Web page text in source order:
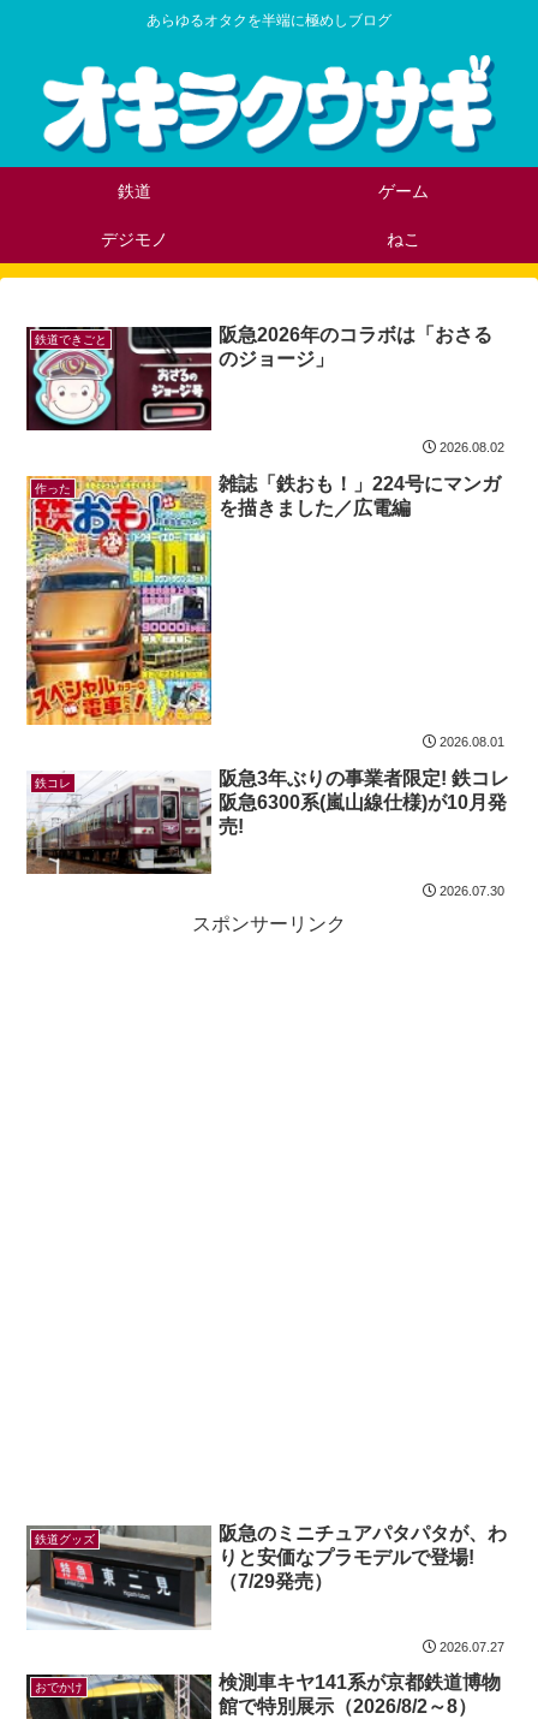
あらゆるオタクを半端に極めしブログ
鉄道 ゲーム
デジモノ ねこ
鉄道できごと
阪急2026年のコラボは「おさる
のジョージ」
2026.08.02
作った
雑誌「鉄おも！」224号にマンガ
を描きました／広電編
2026.08.01
鉄コレ
阪急3年ぶりの事業者限定! 鉄コレ
阪急6300系(嵐山線仕様)が10月発
売!
2026.07.30
スポンサーリンク
鉄道グッズ
阪急のミニチュアパタパタが、わ
りと安価なプラモデルで登場!
（7/29発売）
2026.07.27
おでかけ
検測車キヤ141系が京都鉄道博物
館で特別展示（2026/8/2～8）